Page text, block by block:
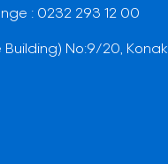
: 0232 293 12 00
No:9/20, Konak